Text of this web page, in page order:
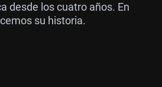
desde los cuatro años. En
su historia.